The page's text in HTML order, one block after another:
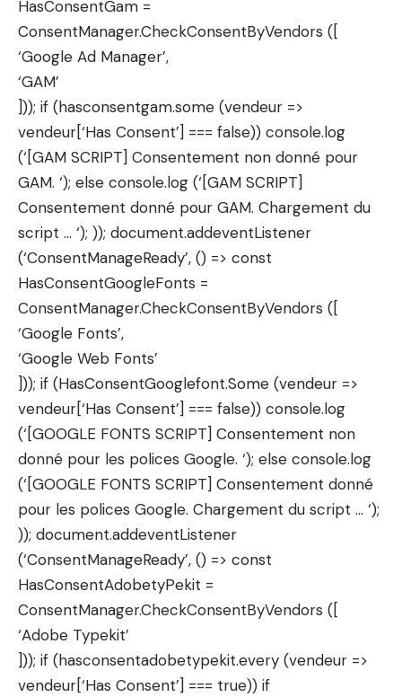
HasConsentGam =
ConsentManager.CheckConsentByVendors ([
‘Google Ad Manager’,
‘GAM’
])); if (hasconsentgam.some (vendeur =>
vendeur[‘Has Consent’] === false)) console.log
(‘[GAM SCRIPT] Consentement non donné pour
GAM. ‘); else console.log (‘[GAM SCRIPT]
Consentement donné pour GAM. Chargement du
script … ‘); )); document.addeventListener
(‘ConsentManageReady’, () => const
HasConsentGoogleFonts =
ConsentManager.CheckConsentByVendors ([
‘Google Fonts’,
‘Google Web Fonts’
])); if (HasConsentGooglefont.Some (vendeur =>
vendeur[‘Has Consent’] === false)) console.log
(‘[GOOGLE FONTS SCRIPT] Consentement non
donné pour les polices Google. ‘); else console.log
(‘[GOOGLE FONTS SCRIPT] Consentement donné
pour les polices Google. Chargement du script … ‘);
)); document.addeventListener
(‘ConsentManageReady’, () => const
HasConsentAdobetyPekit =
ConsentManager.CheckConsentByVendors ([
‘Adobe Typekit’
])); if (hasconsentadobetypekit.every (vendeur =>
vendeur[‘Has Consent’] === true)) if